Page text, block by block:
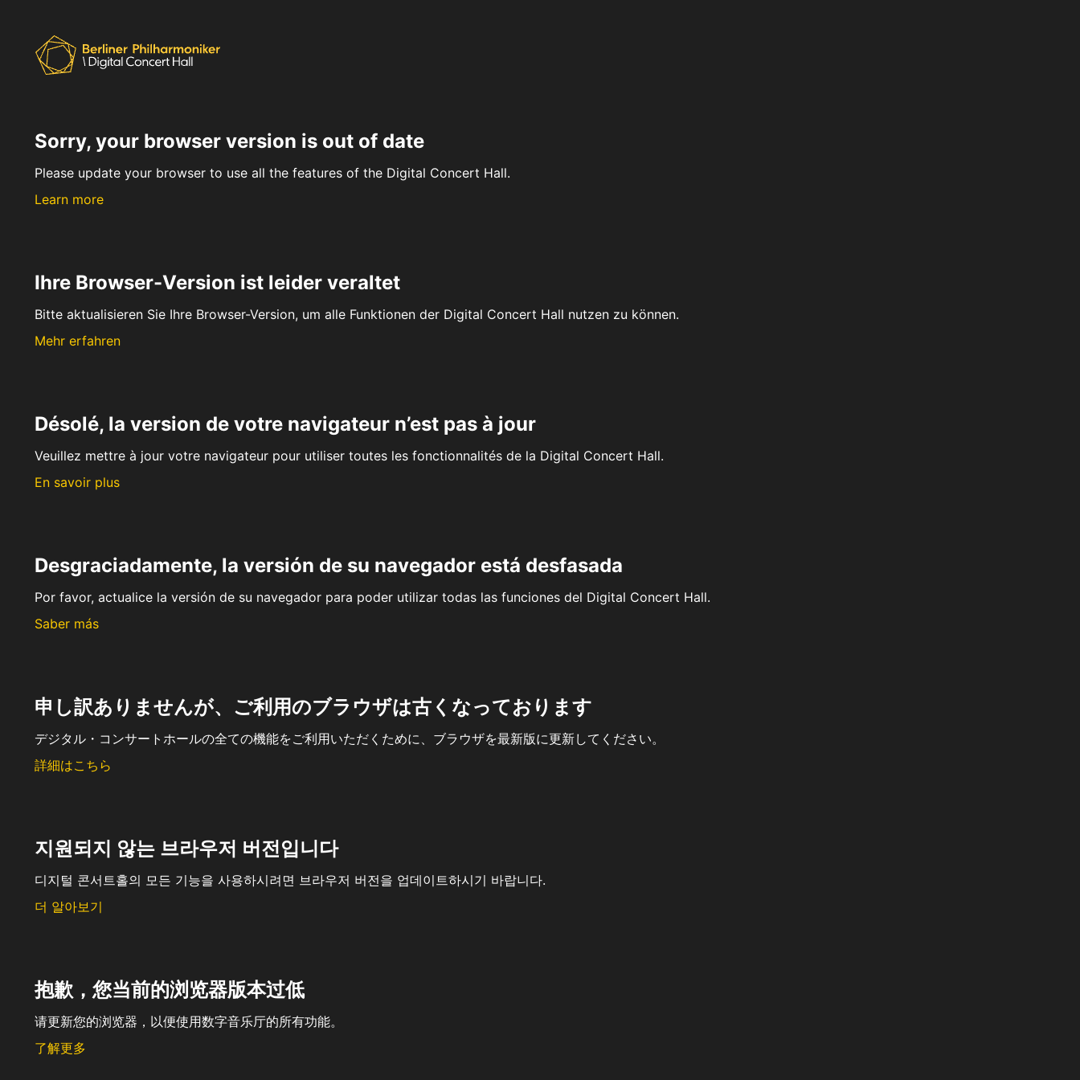
Sorry, your browser version is out of date
Please update your browser to use all the features of the Digital Concert Hall.
Learn more
Ihre Browser-Version ist leider veraltet
Bitte aktualisieren Sie Ihre Browser-Version, um alle Funktionen der Digital Concert Hall nutzen zu können.
Mehr erfahren
Désolé, la version de votre navigateur n’est pas à jour
Veuillez mettre à jour votre navigateur pour utiliser toutes les fonctionnalités de la Digital Concert Hall.
En savoir plus
Desgraciadamente, la versión de su navegador está desfasada
Por favor, actualice la versión de su navegador para poder utilizar todas las funciones del Digital Concert Hall.
Saber más
申し訳ありませんが、ご利用のブラウザは古くなっております
デジタル・コンサートホールの全ての機能をご利用いただくために、ブラウザを最新版に更新してください。
詳細はこちら
지원되지 않는 브라우저 버전입니다
디지털 콘서트홀의 모든 기능을 사용하시려면 브라우저 버전을 업데이트하시기 바랍니다.
더 알아보기
抱歉，您当前的浏览器版本过低
请更新您的浏览器，以便使用数字音乐厅的所有功能。
了解更多